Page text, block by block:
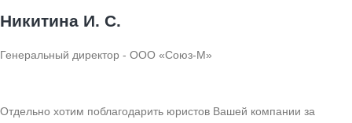
Никитина И. С.
Генеральный директор - ООО «Союз-М»
Отдельно хотим поблагодарить юристов Вашей компании за